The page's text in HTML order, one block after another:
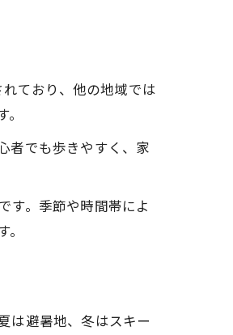
ており、他の地域では
者でも歩きやすく、家
す。季節や時間帯によ
は避暑地、冬はスキー